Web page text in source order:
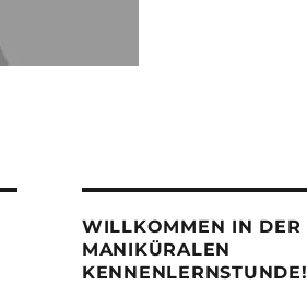
WILLKOMMEN IN DER
MANIKÜRALEN
KENNENLERNSTUNDE!